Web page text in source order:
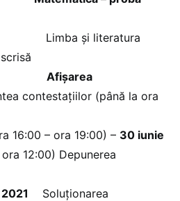
și literatura
Afișarea
contestațiilor (până la ora
16:00 – ora 19:00) – 30 iunie
12:00) Depunerea
Soluționarea